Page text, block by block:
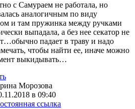
с Самураем не работала, но
аналогичным по виду
и там пружинка между ручками
выпадала, а без нее секатор не
падает в траву и надо
чтобы найти ее, иначе можно
выкидывать…
Морозова
в 09:40
ссылка